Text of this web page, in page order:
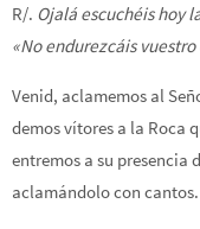
R/. Ojalá escuchéis hoy
«No endurezcáis
Venid, aclamemos al
demos vítores a la Roca
entremos a su presencia
aclamándolo con cantos.